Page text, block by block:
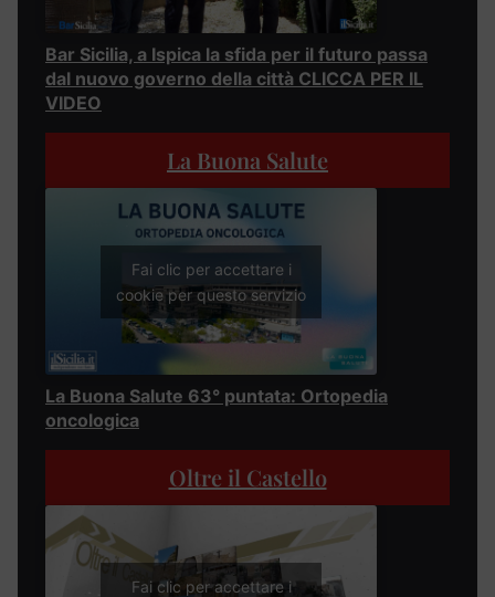
Bar Sicilia, a Ispica la sfida per il futuro passa
dal nuovo governo della città CLICCA PER IL
VIDEO
La Buona Salute
Fai clic per accettare i
cookie per questo servizio
La Buona Salute 63° puntata: Ortopedia
oncologica
Oltre il Castello
Fai clic per accettare i